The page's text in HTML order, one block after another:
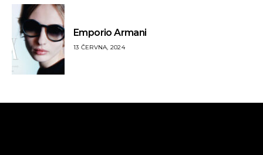
Emporio Armani
13 ČERVNA, 2024